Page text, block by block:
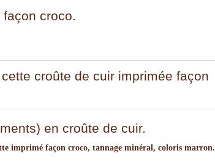
croco.
croûte de cuir imprimée façon
en croûte de cuir.
imprimé façon croco, tannage minéral, coloris marron.